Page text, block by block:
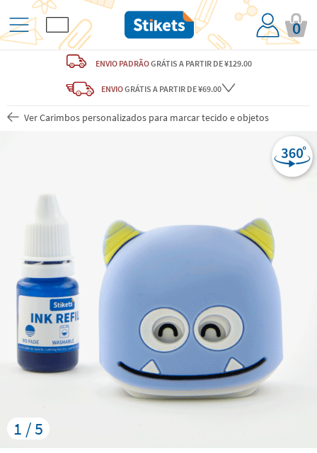
0
ENVIO PADRÃOGRÁTIS A PARTIR DE ¥129.00
ENVIOGRÁTIS A PARTIR DE ¥69.00
Ver Carimbos personalizados para marcar tecido e objetos
1 / 5